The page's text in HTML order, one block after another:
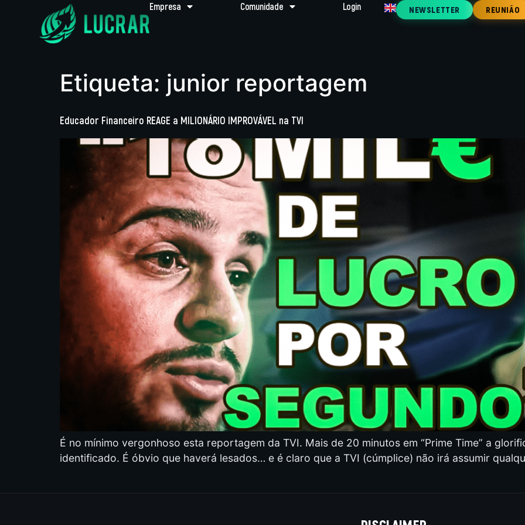
Empresa Comunidade Login NEWSLETTER REUNIÃO
Etiqueta: junior reportagem
Educador Financeiro REAGE a MILIONÁRIO IMPROVÁVEL na TVI
É no mínimo vergonhoso esta reportagem da TVI. Mais de 20 minutos em “Prime Time” a
identificado. É óbvio que haverá lesados… e é claro que a TVI (cúmplice) não irá assumir